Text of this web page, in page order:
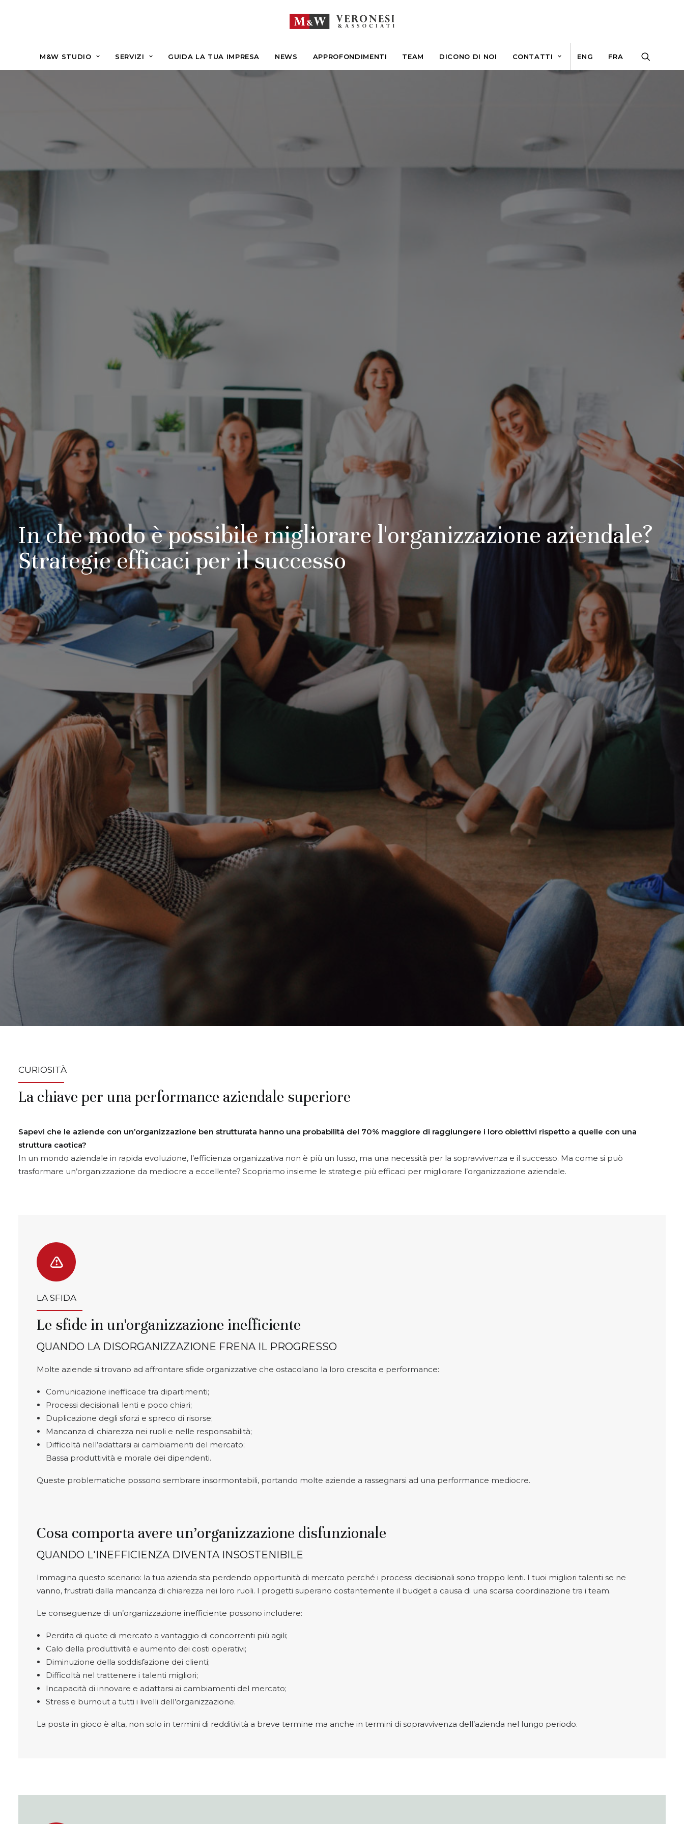
M&W STUDIO SERVIZI GUIDA LA TUA IMPRESA NEWS APPROFONDIMENTI TEAM DICONO DI NOI CONTATTI ENG FRA
In che modo è possibile migliorare l'organizzazione aziendale?
Strategie efficaci per il successo
CURIOSITÀ
La chiave per una performance aziendale superiore
Sapevi che le aziende con un’organizzazione ben strutturata hanno una probabilità del 70% maggiore di raggiungere i loro obiettivi rispetto a quelle con una
struttura caotica?
In un mondo aziendale in rapida evoluzione, l’efficienza organizzativa non è più un lusso, ma una necessità per la sopravvivenza e il successo. Ma come si può
trasformare un’organizzazione da mediocre a eccellente? Scopriamo insieme le strategie più efficaci per migliorare l’organizzazione aziendale.
LA SFIDA
Le sfide in un'organizzazione inefficiente
QUANDO LA DISORGANIZZAZIONE FRENA IL PROGRESSO
Molte aziende si trovano ad affrontare sfide organizzative che ostacolano la loro crescita e performance:
Comunicazione inefficace tra dipartimenti;
Processi decisionali lenti e poco chiari;
Duplicazione degli sforzi e spreco di risorse;
Mancanza di chiarezza nei ruoli e nelle responsabilità;
Difficoltà nell’adattarsi ai cambiamenti del mercato;
Bassa produttività e morale dei dipendenti.
Queste problematiche possono sembrare insormontabili, portando molte aziende a rassegnarsi ad una performance mediocre.
Cosa comporta avere un’organizzazione disfunzionale
QUANDO L'INEFFICIENZA DIVENTA INSOSTENIBILE
Immagina questo scenario: la tua azienda sta perdendo opportunità di mercato perché i processi decisionali sono troppo lenti. I tuoi migliori talenti se ne
vanno, frustrati dalla mancanza di chiarezza nei loro ruoli. I progetti superano costantemente il budget a causa di una scarsa coordinazione tra i team.
Le conseguenze di un’organizzazione inefficiente possono includere:
Perdita di quote di mercato a vantaggio di concorrenti più agili;
Calo della produttività e aumento dei costi operativi;
Diminuzione della soddisfazione dei clienti;
Difficoltà nel trattenere i talenti migliori;
Incapacità di innovare e adattarsi ai cambiamenti del mercato;
Stress e burnout a tutti i livelli dell’organizzazione.
La posta in gioco è alta, non solo in termini di redditività a breve termine ma anche in termini di sopravvivenza dell’azienda nel lungo periodo.